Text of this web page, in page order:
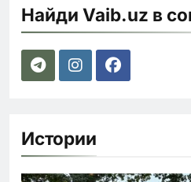
Найди Vaib.uz в
Истории